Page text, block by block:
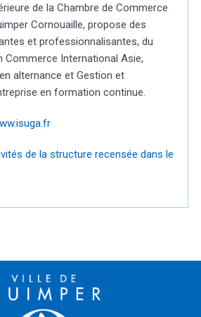
de la Chambre de Commerce
Cornouaille, propose des
et professionnalisantes, du
Commerce International Asie,
alternance et Gestion et
en formation continue.
de la structure recensée dans le